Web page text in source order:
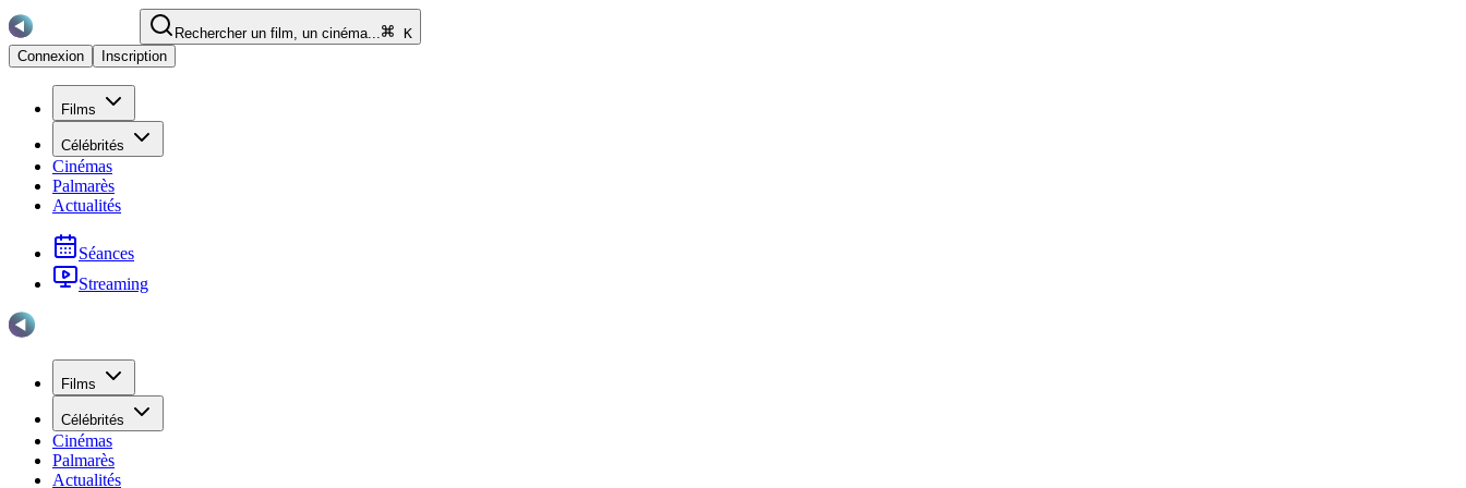
Rechercher un film, un cinéma...
K
Connexion
Inscription
Films
Célébrités
Cinémas
Palmarès
Actualités
Séances
Streaming
Films
Célébrités
Cinémas
Palmarès
Actualités